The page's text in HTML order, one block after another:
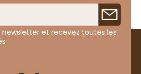
et recevez toutes les